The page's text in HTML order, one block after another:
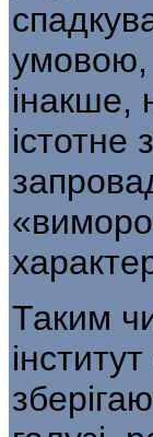
умовою,
інакше,
істотне
Таким